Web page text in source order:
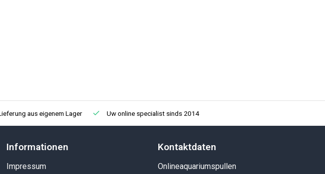
aus eigenem Lager Uw online specialist sinds 2014
Informationen
Impressum
Kontaktdaten
Onlineaquariumspullen